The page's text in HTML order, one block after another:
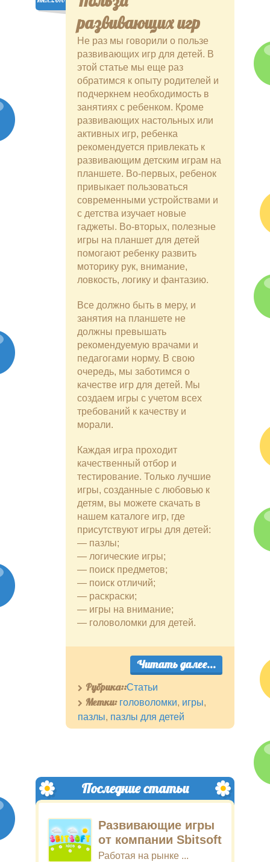
развивающих игр
Не раз мы говорили о пользе
развивающих игр для детей. В
этой статье мы еще раз
обратимся к опыту родителей и
подчеркнем необходимость в
занятиях с ребенком. Кроме
развивающих настольных или
активных игр, ребенка
рекомендуется привлекать к
развивающим детским играм на
планшете. Во-первых, ребенок
привыкает пользоваться
современными устройствами и
с детства изучает новые
гаджеты. Во-вторых, полезные
игры на планшет для детей
помогают ребенку развить
моторику рук, внимание,
ловкость, логику и фантазию.
Все должно быть в меру, и
занятия на планшете не
должны превышать
рекомендуемую врачами и
педагогами норму. В свою
очередь, мы заботимся о
качестве игр для детей. Мы
создаем игры с учетом всех
требований к качеству и
морали.
Каждая игра проходит
качественный отбор и
тестирование. Только лучшие
игры, созданные с любовью к
детям, вы можете скачать в
нашем каталоге игр, где
присутствуют игры для детей:
— пазлы;
— логические игры;
— поиск предметов;
— поиск отличий;
— раскраски;
— игры на внимание;
— головоломки для детей.
Читать далее...
Рубрика::Статьи
Метки: головоломки, игры,
пазлы, пазлы для детей
Последние статьи
Развивающие игры
от компании Sbitsoft
Работая на рынке ...